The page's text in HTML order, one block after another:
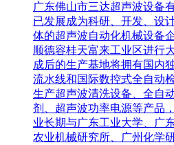
广东佛山市三达超声波设备
已发展成为科研、开发、设
体的超声波自动化机械设备
顺德容桂天富来工业区进行
成后的生产基地将拥有国内
流水线和国际数控式全自动
生产超声波清洗设备、全自
剂、超声波功率电源等产品
业长期与广东工业大学、广
农业机械研究所、广州化学